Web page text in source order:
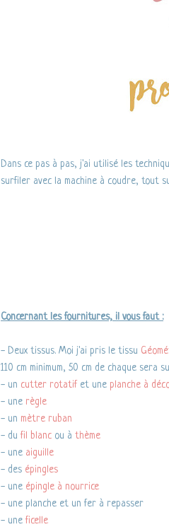
Dans ce pas à pas, j'ai utilisé les
surfiler avec la machine à coudre, tout
Concernant les fournitures, il vous faut :
- Deux tissus. Moi j'ai pris le tissu
110 cm minimum, 50 cm de chaque sera
- un cutter rotatif et une planche à
- une règle
- un mètre ruban
- du fil blanc ou à thème
- une aiguille
- des épingles
- une épingle à nourrice
- une planche et un fer à repasser
- une ficelle